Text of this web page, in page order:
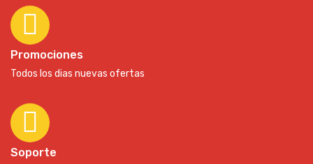
Promociones
Todos los dias nuevas ofertas
Soporte